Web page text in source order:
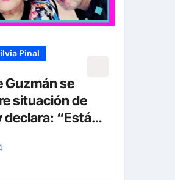
Pinal
Guzmán se
situación de
declara: “Está